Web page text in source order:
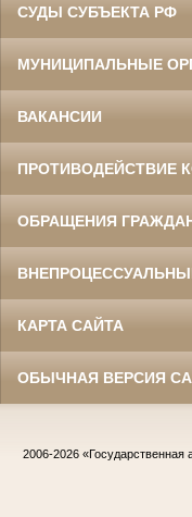
СУДЫ СУБЪЕКТА РФ
МУНИЦИПАЛЬНЫЕ
ВАКАНСИИ
ПРОТИВОДЕЙСТВИЕ
ОБРАЩЕНИЯ
КАРТА САЙТА
ОБЫЧНАЯ ВЕРСИЯ
2006-2026 «Государственная